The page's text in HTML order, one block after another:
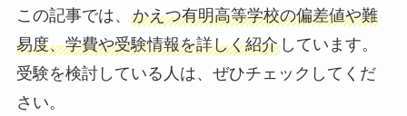
この記事では、 かえつ有明高等学校の偏差値や難
易度、学費や受験情報を詳しく紹介しています。
受験を検討している人は、ぜひチェックしてくだ
さい。